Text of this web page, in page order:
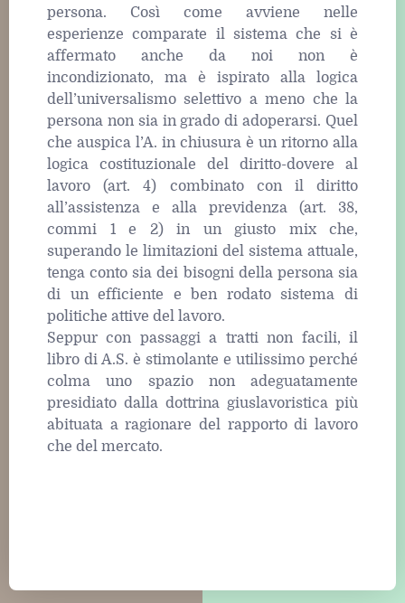
persona. Così come avviene nelle
esperienze comparate il sistema che si è
affermato anche da noi non è
incondizionato, ma è ispirato alla logica
dell’universalismo selettivo a meno che la
persona non sia in grado di adoperarsi. Quel
che auspica l’A. in chiusura è un ritorno alla
logica costituzionale del diritto-dovere al
lavoro (art. 4) combinato con il diritto
all’assistenza e alla previdenza (art. 38,
commi 1 e 2) in un giusto mix che,
superando le limitazioni del sistema attuale,
tenga conto sia dei bisogni della persona sia
di un efficiente e ben rodato sistema di
politiche attive del lavoro.
Seppur con passaggi a tratti non facili, il
libro di A.S. è stimolante e utilissimo perché
colma uno spazio non adeguatamente
presidiato dalla dottrina giuslavoristica più
abituata a ragionare del rapporto di lavoro
che del mercato.